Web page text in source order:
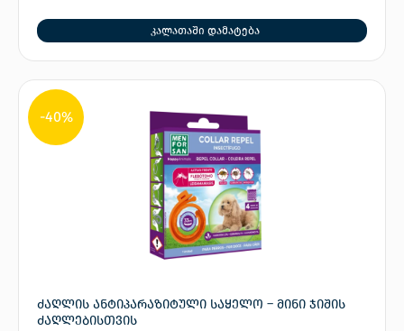
კალათაში დამატება
-40%
ძაღლის ანტიპარაზიტული საყელო – მინი ჯიშის
ძაღლებისთვის